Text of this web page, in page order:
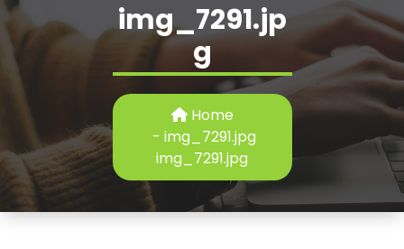
img_7291.jp
g
Home
- img_7291.jpg
img_7291.jpg